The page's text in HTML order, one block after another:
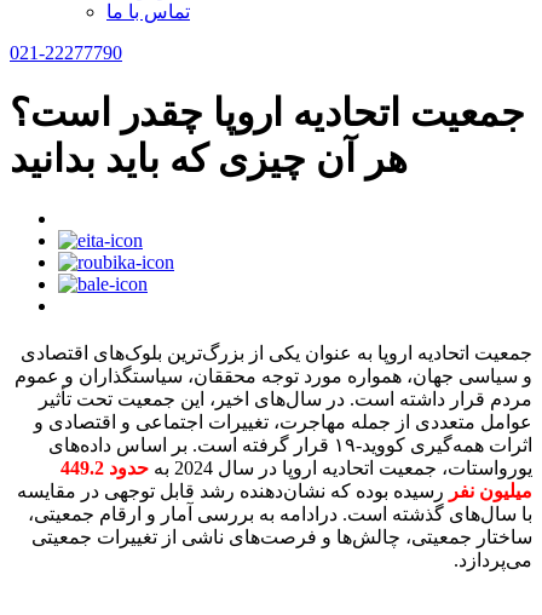
تماس با ما
021-22277790
جمعیت اتحادیه اروپا چقدر است؟
هر آن چیزی که باید بدانید
جمعیت اتحادیه اروپا به عنوان یکی از بزرگ‌ترین بلوک‌های اقتصادی
و سیاسی جهان، همواره مورد توجه محققان، سیاستگذاران و عموم
مردم قرار داشته است. در سال‌های اخیر، این جمعیت تحت تأثیر
عوامل متعددی از جمله مهاجرت، تغییرات اجتماعی و اقتصادی و
اثرات همه‌گیری کووید-۱۹ قرار گرفته است. بر اساس داده‌های
یورواستات، جمعیت اتحادیه اروپا در سال 2024 به
حدود 449.2
میلیون نفر رسیده بوده که نشان‌دهنده رشد قابل توجهی در مقایسه
با سال‌های گذشته است. درادامه به بررسی آمار و ارقام جمعیتی،
ساختار جمعیتی، چالش‌ها و فرصت‌های ناشی از تغییرات جمعیتی
می‌پردازد.